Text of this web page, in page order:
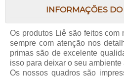
INFORMAÇÕES
Os produtos Liê são feitos com
sempre com atenção nos
primas são de excelente
isso para deixar o seu
Os nossos quadros são